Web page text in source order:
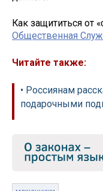
Как защититься от
Общественная
Читайте также:
• Россиянам
подарочными